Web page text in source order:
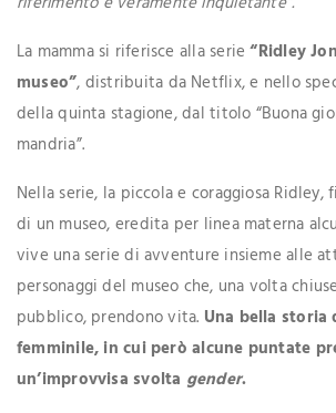
La mamma si riferisce alla serie“Ridley
museo”, distribuita da Netflix, e nello
della quinta stagione, dal titolo “Buona
mandria”.
Nella serie, la piccola e coraggiosa
di un museo, eredita per linea materna
vive una serie di avventure insieme alle
personaggi del museo che, una volta
pubblico, prendono vita. Una bella storia
femminile, in cui però alcune puntate
un’improvvisa svolta gender.